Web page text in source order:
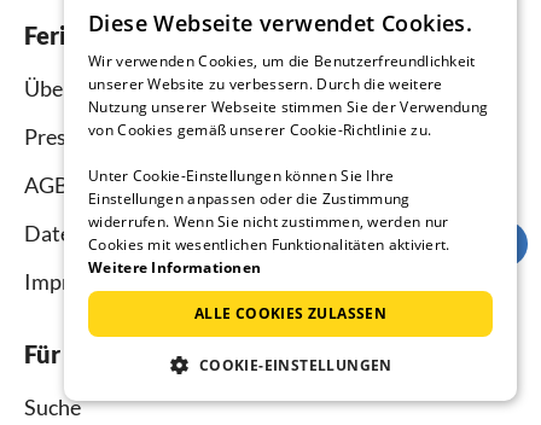
Ferienhausmiete.de
Über uns
Presse
AGB
Datenschutz
Impressum
Für Urlauber
Suche
Diese Webseite verwendet Cookies.
Wir verwenden Cookies, um die Benutzerfreundlichkeit
unserer Website zu verbessern. Durch die weitere
Nutzung unserer Webseite stimmen Sie der Verwendung
von Cookies gemäß unserer Cookie-Richtlinie zu.
Unter Cookie-Einstellungen können Sie Ihre
Einstellungen anpassen oder die Zustimmung
widerrufen. Wenn Sie nicht zustimmen, werden nur
Cookies mit wesentlichen Funktionalitäten aktiviert.
Weitere Informationen
ALLE COOKIES ZULASSEN
COOKIE-EINSTELLUNGEN